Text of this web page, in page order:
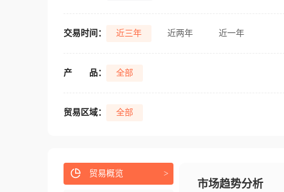
交易时间： 近三年 近两年 近一年
产 品： 全部
贸易区域： 全部
市场趋势分析
贸易概览 >